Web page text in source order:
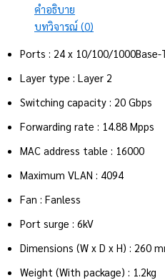
คำอธิบาย
บทวิจารณ์ (0)
Ports : 24 x 10/100/
Layer type : Layer 2
Switching capacity : 20 Gbps
Forwarding rate : 14.88 Mpps
MAC address table : 16000
Maximum VLAN : 4094
Fan : Fanless
Port surge : 6kV
Dimensions (W x D x H) : 260
Weight (With package) : 1.2kg